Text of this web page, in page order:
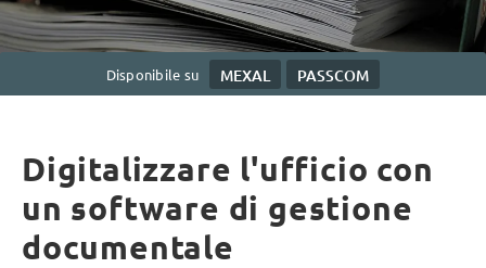
Disponibile su MEXAL PASSCOM
Digitalizzare l'ufficio con
un software di gestione
documentale